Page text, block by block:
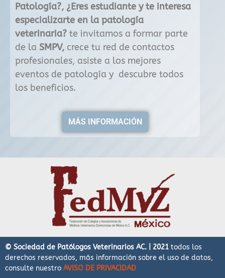
Patología?, ¿Eres estudiante y te interesa
especializarte en la patología
veterinaria? te invitamos a formar parte
de la SMPV, crece tu red de contactos
profesionales, asiste a los mejores
eventos de patología y descubre todos
los beneficios.
MÁS INFORMACIÓN
© Sociedad de Patólogos Veterinarios AC. | 2021 todos los
derechos reservados, más información sobre el uso de datos,
consulte nuestro AVISO DE PRIVACIDAD